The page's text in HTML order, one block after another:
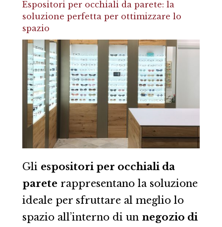
Espositori per occhiali da parete: la
soluzione perfetta per ottimizzare lo
spazio
Gli espositori per occhiali da
pareterappresentano la soluzione
ideale per sfruttare al meglio lo
spazio all’interno di un negozio di